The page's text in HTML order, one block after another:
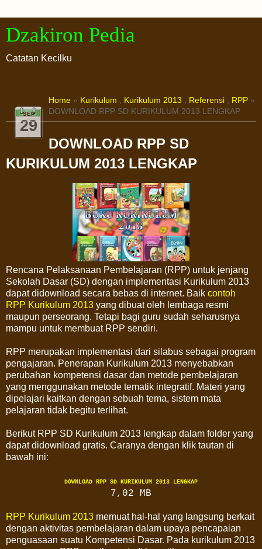
Dzakiron Pedia
Catatan Kecilku
SEP
29
Home » Kurikulum , Kurikulum 2013 , Referensi , RPP »
DOWNLOAD RPP SD KURIKULUM 2013 LENGKAP
DOWNLOAD RPP SD
KURIKULUM 2013 LENGKAP
Rencana Pelaksanaan Pembelajaran (RPP) untuk jenjang
Sekolah Dasar (SD) dengan implementasi Kurikulum 2013
dapat didownload secara bebas di internet. Baik contoh
RPP Kurikulum 2013 yang dibuat oleh lembaga resmi
maupun perseorang. Tetapi bagi guru sudah seharusnya
mampu untuk membuat RPP sendiri.
RPP merupakan implementasi dari silabus sebagai program
pengajaran. Penerapan Kurikulum 2013 menyebabkan
perubahan kompetensi dasar dan metode pembelajaran
yang menggunakan metode tematik integratif. Materi yang
dipelajari kaitkan dengan sebuah tema, sistem mata
pelajaran tidak begitu terlihat.
Berikut RPP SD Kurikulum 2013 lengkap dalam folder yang
dapat didownload gratis. Caranya dengan klik tautan di
bawah ini:
DOWNLOAD RPP SD KURIKULUM 2013 LENGKAP
7,02 MB
RPP Kurikulum 2013 memuat hal-hal yang langsung berkait
dengan aktivitas pembelajaran dalam upaya pencapaian
penguasaan suatu Kompetensi Dasar. Pada kurikulum 2013